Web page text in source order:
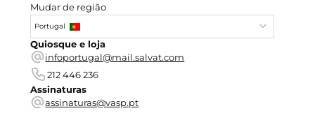
Mudar de região
Portugal
Quiosque e loja
infoportugal@mail.salvat.com
212 446 236
Assinaturas
assinaturas@vasp.pt